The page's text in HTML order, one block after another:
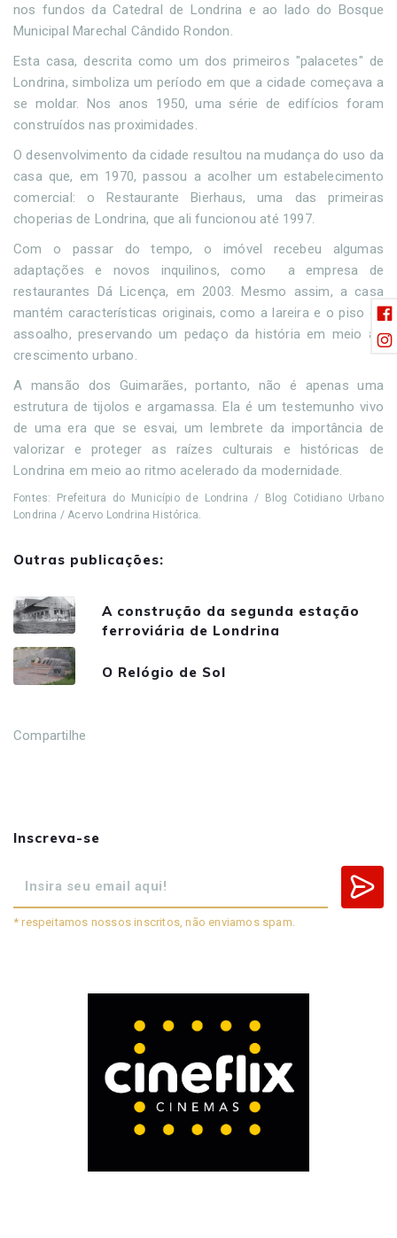
nos fundos da Catedral de Londrina e ao lado do Bosque
Municipal Marechal Cândido Rondon.
Esta casa, descrita como um dos primeiros "palacetes" de
Londrina, simboliza um período em que a cidade começava a
se moldar. Nos anos 1950, uma série de edifícios foram
construídos nas proximidades.
O desenvolvimento da cidade resultou na mudança do uso da
casa que, em 1970, passou a acolher um estabelecimento
comercial: o Restaurante Bierhaus, uma das primeiras
choperias de Londrina, que ali funcionou até 1997.
Com o passar do tempo, o imóvel recebeu algumas
adaptações e novos inquilinos, como a empresa de
restaurantes Dá Licença, em 2003. Mesmo assim, a casa
mantém características originais, como a lareira e o piso de
assoalho, preservando um pedaço da história em meio ao
crescimento urbano.
A mansão dos Guimarães, portanto, não é apenas uma
estrutura de tijolos e argamassa. Ela é um testemunho vivo
de uma era que se esvai, um lembrete da importância de
valorizar e proteger as raízes culturais e históricas de
Londrina em meio ao ritmo acelerado da modernidade.
Fontes: Prefeitura do Município de Londrina / Blog Cotidiano Urbano
Londrina / Acervo Londrina Histórica.
Outras publicações:
A construção da segunda estação
ferroviária de Londrina
O Relógio de Sol
Compartilhe
Inscreva-se
* respeitamos nossos inscritos, não enviamos spam.